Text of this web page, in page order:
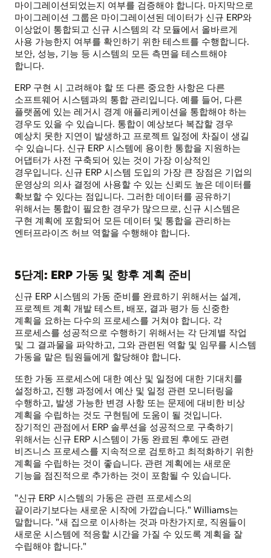
마이그레이션되었는지 여부를 검증해야 합니다. 마지막으로
마이그레이션 그룹은 마이그레이션된 데이터가 신규 ERP와
이상없이 통합되고 신규 시스템의 각 모듈에서 올바르게
사용 가능한지 여부를 확인하기 위한 테스트를 수행합니다.
보안, 성능, 기능 등 시스템의 모든 측면을 테스트해야
합니다.
ERP 구현 시 고려해야 할 또 다른 중요한 사항은 다른
소프트웨어 시스템과의 통합 관리입니다. 예를 들어, 다른
플랫폼에 있는 레거시 경계 애플리케이션을 통합해야 하는
경우도 있을 수 있습니다. 통합이 예상보다 복잡할 경우
예상치 못한 지연이 발생하고 프로젝트 일정에 차질이 생길
수 있습니다. 신규 ERP 시스템에 용이한 통합을 지원하는
어댑터가 사전 구축되어 있는 것이 가장 이상적인
경우입니다. 신규 ERP 시스템 도입의 가장 큰 장점은 기업의
운영상의 의사 결정에 사용할 수 있는 신뢰도 높은 데이터를
확보할 수 있다는 점입니다. 그러한 데이터를 공유하기
위해서는 통합이 필요한 경우가 많으므로, 신규 시스템은
구현 계획에 포함되어 모든 데이터 및 통합을 관리하는
엔터프라이즈 허브 역할을 수행해야 합니다.
5단계: ERP 가동 및 향후 계획 준비
신규 ERP 시스템의 가동 준비를 완료하기 위해서는 설계,
프로젝트 계획 개발 테스트, 배포, 결과 평가 등 신중한
계획을 요하는 다수의 프로세스를 거쳐야 합니다. 각
프로세스를 성공적으로 수행하기 위해서는 각 단계별 작업
및 그 결과물을 파악하고, 그와 관련된 역할 및 임무를 시스템
가동을 맡은 팀원들에게 할당해야 합니다.
또한 가동 프로세스에 대한 예산 및 일정에 대한 기대치를
설정하고, 진행 과정에서 예산 및 일정 관련 모니터링을
수행하고, 발생 가능한 변경 사항 또는 문제에 대비한 비상
계획을 수립하는 것도 구현팀에 도움이 될 것입니다.
장기적인 관점에서 ERP 솔루션을 성공적으로 구축하기
위해서는 신규 ERP 시스템이 가동 완료된 후에도 관련
비즈니스 프로세스를 지속적으로 검토하고 최적화하기 위한
계획을 수립하는 것이 좋습니다. 관련 계획에는 새로운
기능을 점진적으로 추가하는 것이 포함될 수 있습니다.
"신규 ERP 시스템의 가동은 관련 프로세스의
끝이라기보다는 새로운 시작에 가깝습니다." Williams는
말합니다. "새 집으로 이사하는 것과 마찬가지로, 직원들이
새로운 시스템에 적응할 시간을 가질 수 있도록 계획을 잘
수립해야 합니다."